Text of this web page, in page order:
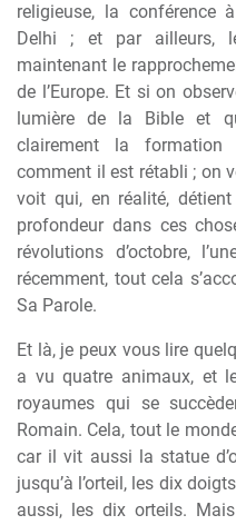
religieuse, la conférence
Delhi ; et par ailleurs,
maintenant le
de l’Europe. Et si on
lumière de la Bible et
clairement la formation
comment il est rétabli ; on
voit qui, en réalité,
profondeur dans ces
révolutions d’octobre,
récemment, tout cela
Sa Parole.
Et là, je peux vous lire
a vu quatre animaux, et
royaumes qui se
Romain. Cela, tout le
car il vit aussi la statue
jusqu’à l’orteil, les dix
aussi, les dix orteils.